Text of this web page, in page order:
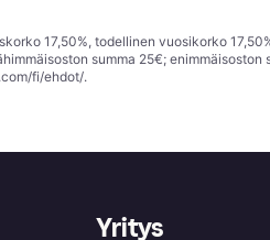
17,50%, todellinen vuosikorko
summa 25€;
fi/ehdot/.
Yritys